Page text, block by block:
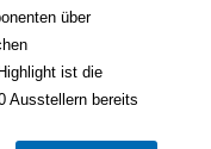
über
ist die
Ausstellern bereits